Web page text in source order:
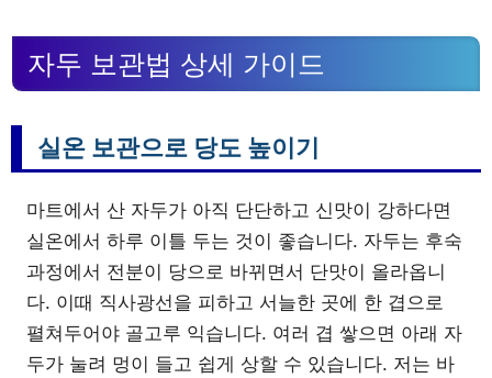
자두 보관법 상세 가이드
실온 보관으로 당도 높이기
마트에서 산 자두가 아직 단단하고 신맛이 강하다면
실온에서 하루 이틀 두는 것이 좋습니다. 자두는 후숙
과정에서 전분이 당으로 바뀌면서 단맛이 올라옵니
다. 이때 직사광선을 피하고 서늘한 곳에 한 겹으로
펼쳐두어야 골고루 익습니다. 여러 겹 쌓으면 아래 자
두가 눌려 멍이 들고 쉽게 상할 수 있습니다. 저는 바